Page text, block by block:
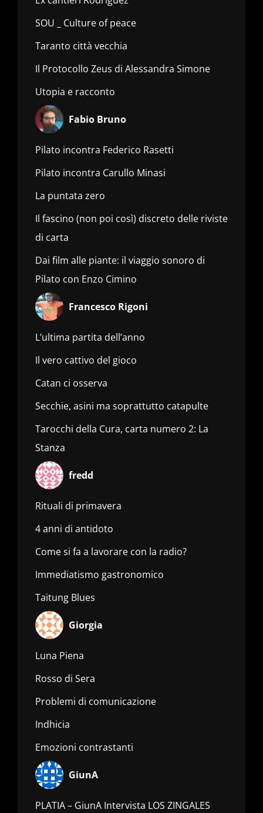
SOU _ Culture of peace
Taranto città vecchia
Il Protocollo Zeus di Alessandra Simone
Utopia e racconto
Fabio Bruno
Pilato incontra Federico Rasetti
Pilato incontra Carullo Minasi
La puntata zero
Il fascino (non poi così) discreto delle riviste
di carta
Dai film alle piante: il viaggio sonoro di
Pilato con Enzo Cimino
Francesco Rigoni
L’ultima partita dell’anno
Il vero cattivo del gioco
Catan ci osserva
Secchie, asini ma soprattutto catapulte
Tarocchi della Cura, carta numero 2: La
Stanza
fredd
Rituali di primavera
4 anni di antidoto
Come si fa a lavorare con la radio?
Immediatismo gastronomico
Taitung Blues
Giorgia
Luna Piena
Rosso di Sera
Problemi di comunicazione
Indhicia
Emozioni contrastanti
GiunA
PLATIA – GiunA Intervista LOS ZINGALES